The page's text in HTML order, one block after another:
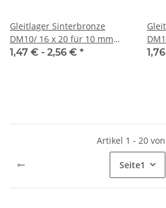
Gleitlager Sinterbronze
DM10/ 16 x 20 für 10 mm
Welle
1,47 € - 2,56 € *
Artikel 1 - 20
Seite1